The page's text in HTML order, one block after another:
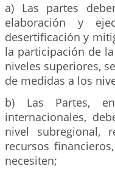
a) Las partes
elaboración y
desertificación y
la participación de
niveles superiores,
de medidas a los
b) Las Partes,
internacionales,
nivel subregional,
recursos
necesiten;